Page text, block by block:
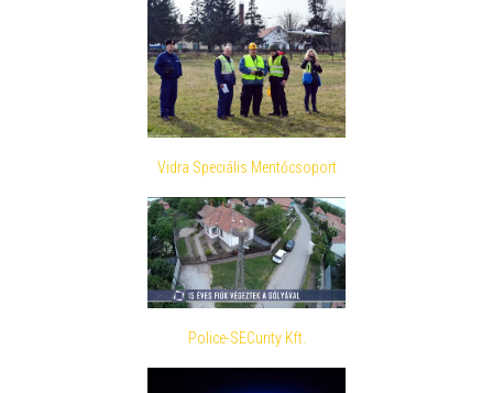
Vidra Speciális Mentőcsoport
Police-SECurity Kft.